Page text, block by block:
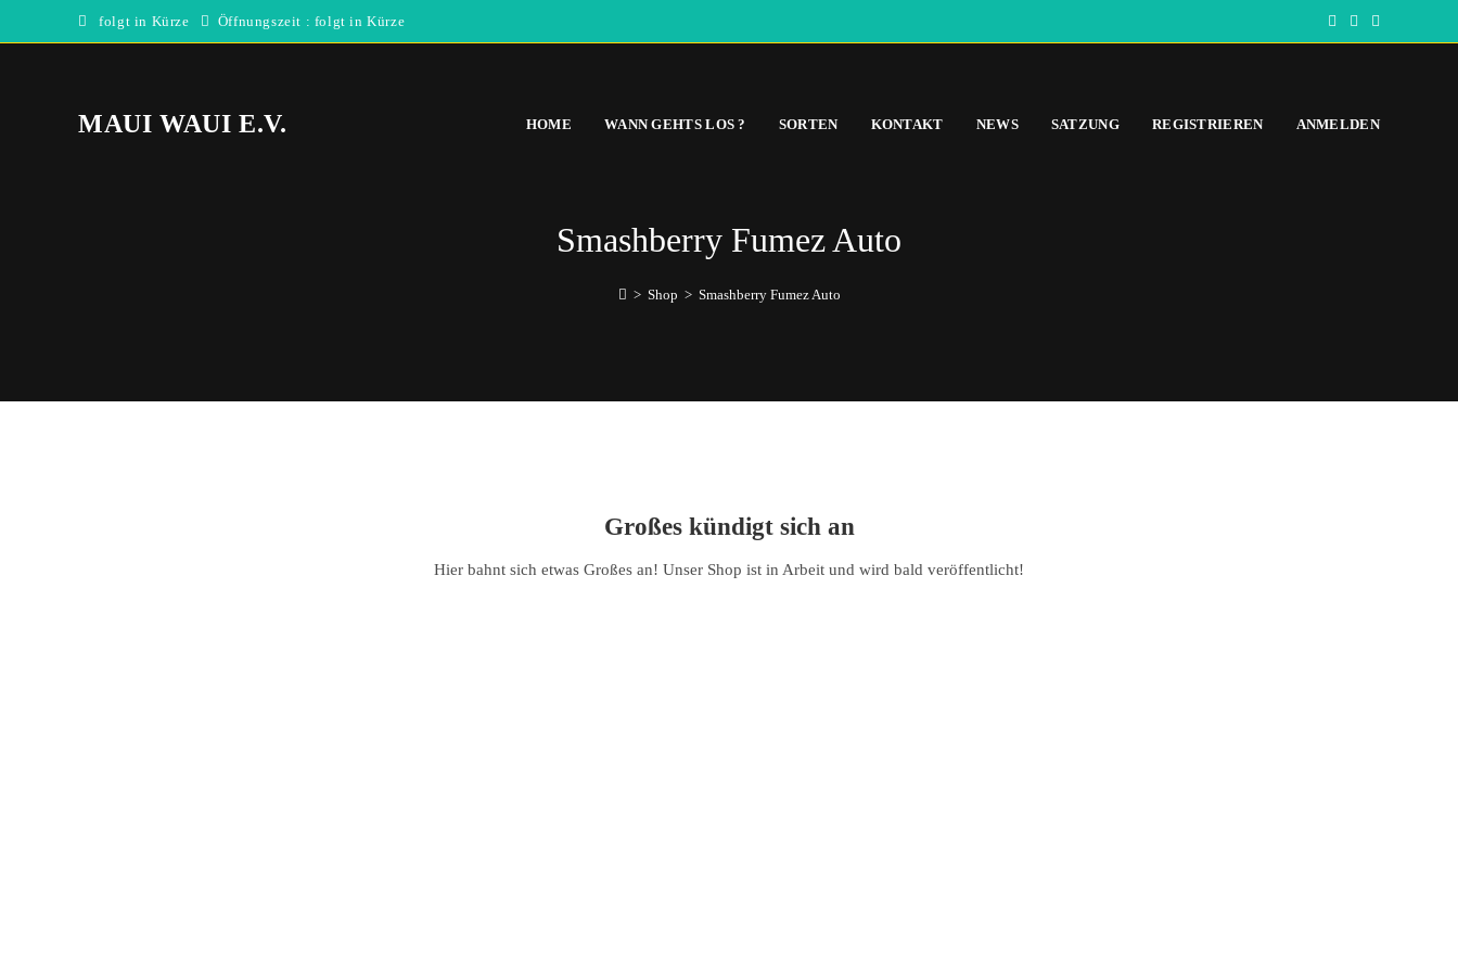
Inhalt
folgt in Kürze Öffnungszeit : folgt in Kürze
MAUI WAUI E.V. HOME WANN GEHTS LOS ? SORTEN KONTAKT NEWS SATZUNG REGISTRIEREN ANMELDEN
Smashberry Fumez Auto
> Shop > Smashberry Fumez Auto
Großes kündigt sich an
Hier bahnt sich etwas Großes an! Unser Shop ist in Arbeit und wird bald veröffentlicht!